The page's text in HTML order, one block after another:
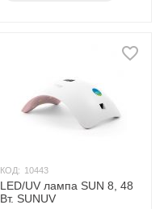
КОД: 10443
LED/UV лампа SUN 8, 48
Вт. SUNUV